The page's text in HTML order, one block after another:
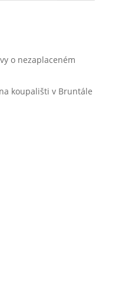
o nezaplaceném
koupališti v Bruntále